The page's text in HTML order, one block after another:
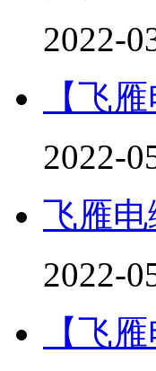
2022-
【飞
2022-
飞雁电
2022-
【飞